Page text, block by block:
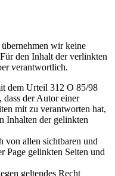
wir keine
den Inhalt der verlinkten
verantwortlich.
dem Urteil 312 O 85/98
der Autor einer
mit zu verantworten hat,
Inhalten der gelinkten
von allen sichtbaren und
Page gelinkten Seiten und
geltendes Recht